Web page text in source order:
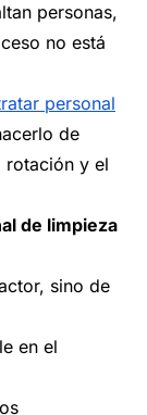
personas,
no está
personal
de
rotación y el
de limpieza
sino de
en el